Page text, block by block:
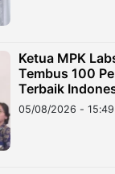
Ketua MPK
Tembus 100
Terbaik
05/08/2026 - 15:49